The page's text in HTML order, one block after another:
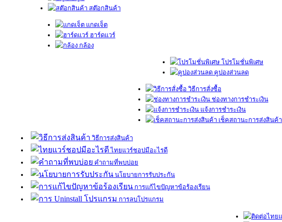
สต๊อกสินค้า
แกดเจ็ต
ฮาร์ดแวร์
กล้อง
โปรโมชั่นพิเศษ
คูปองส่วนลด
วิธีการสั่งซื้อ
ช่องทางการชำระเงิน
แจ้งการชำระเงิน
เช็คสถานะการส่งสินค้า
วิธีการส่งสินค้า
ไทยแวร์ชอปมีอะไรดี
คำถามที่พบบ่อย
นโยบายการรับประกัน
การแก้ไขปัญหาข้อร้องเรียน
การลบโปรแกรม